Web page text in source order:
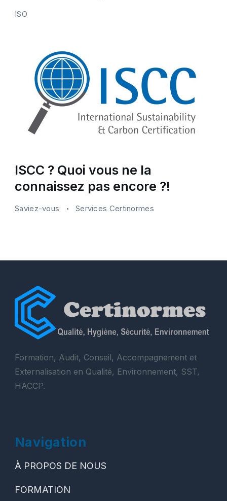
ISO
ISCC ? Quoi vous ne la
connaissez pas encore ?!
Saviez-vous Services Certinormes
Formation, Audit, Conseil, Accompagnement et
Externalisation en Qualité, Environnement, SST,
HACCP.
Navigation
À PROPOS DE NOUS
FORMATION